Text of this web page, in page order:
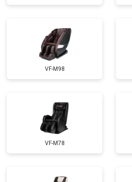
VF-M98
VF-M78